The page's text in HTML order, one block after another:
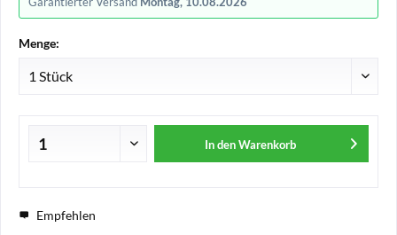
Menge:
In den Warenkorb
Empfehlen